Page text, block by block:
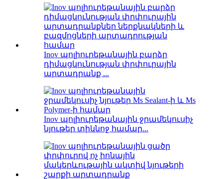
Inov պոլիուրեթանային բարձր
դիմացկունության փրփուրային
արտադրանք ...
Inov պոլիուրեթանային ջրամեկուսիչ
նյութեր տիկնոջ համար...